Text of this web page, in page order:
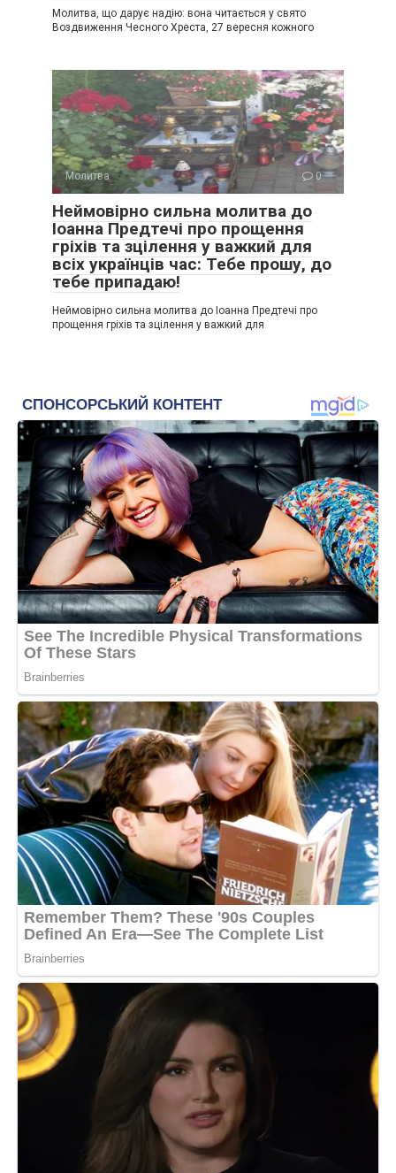
Молитва, що дарує надію: вона читається у свято
Воздвиження Чесного Хреста, 27 вересня кожного
Молитва 0
Неймовірно сильна молитва до
Іоанна Предтечі про прощення
гріхів та зцілення у важкий для
всіх українців час: Тебе прошу, до
тебе припадаю!
Неймовірно сильна молитва до Іоанна Предтечі про
прощення гріхів та зцілення у важкий для